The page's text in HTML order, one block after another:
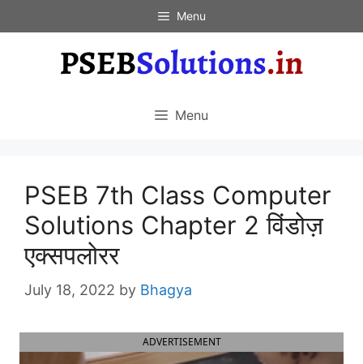
to
Menu
Menu
PSEB 7th Class Computer
Solutions Chapter 2 विंडोज़
एक्सपलोरर
July 18, 2022 by Bhagya
ADVERTISEMENT